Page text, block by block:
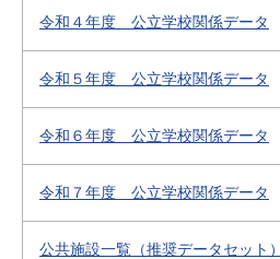
令和４年度 公立学校関係データ
令和５年度 公立学校関係データ
令和６年度 公立学校関係データ
令和７年度 公立学校関係データ
公共施設一覧（推奨データセット）